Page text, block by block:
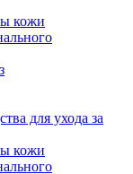
кожи
для ухода за
кожи